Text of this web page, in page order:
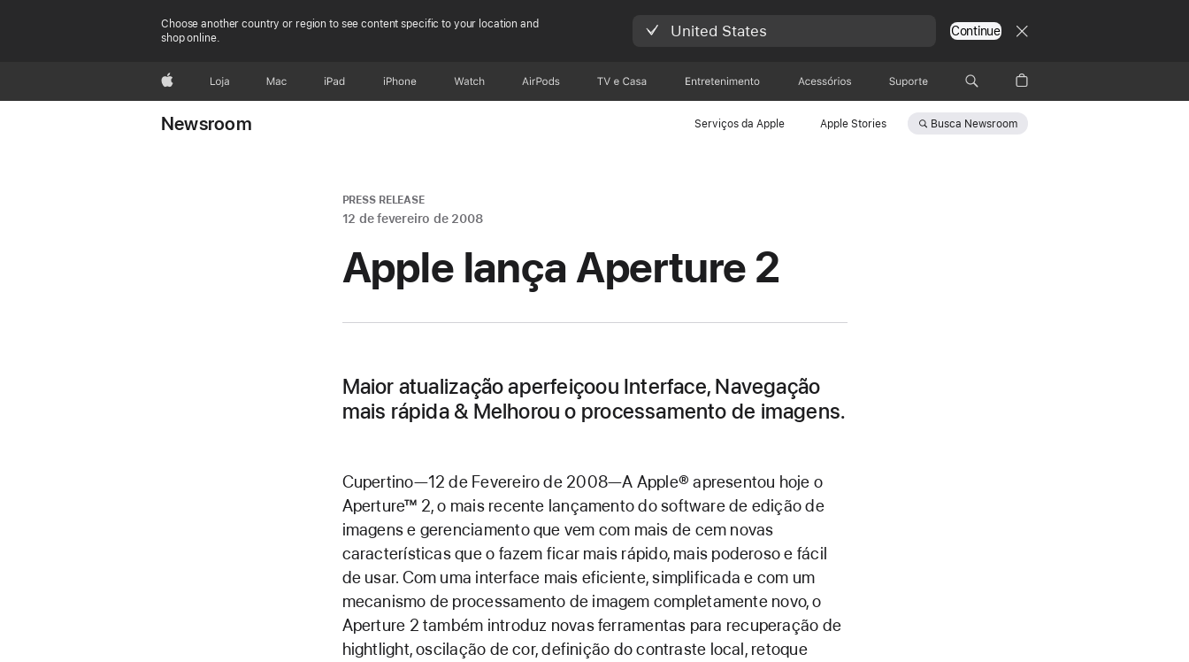
Choose another country or region to see content specific to your location and
shop online.
United States Continue
AppleLoja Mac iPad iPhone Apple Watch AirPods TV e Casa Entretenimento Acessórios Suporte
Newsroom Serviços da Apple Apple Stories Busca Newsroom
PRESS RELEASE
12 de fevereiro de 2008
Apple lança Aperture 2
Maior atualização aperfeiçoou Interface, Navegação
mais rápida & Melhorou o processamento de imagens.
Cupertino—12 de Fevereiro de 2008—A Apple® apresentou hoje o
Aperture™ 2, o mais recente lançamento do software de edição de
imagens e gerenciamento que vem com mais de cem novas
características que o fazem ficar mais rápido, mais poderoso e fácil
de usar. Com uma interface mais eficiente, simplificada e com um
mecanismo de processamento de imagem completamente novo, o
Aperture 2 também introduz novas ferramentas para recuperação de
hightlight, oscilação de cor, definição do contraste local, retoque